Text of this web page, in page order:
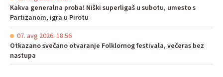
Kakva generalna proba! Niški superligaš u subotu, umesto s
Partizanom, igra u Pirotu
07. avg 2026. 18:56
Otkazano svečano otvaranje Folklornog festivala, večeras bez
nastupa